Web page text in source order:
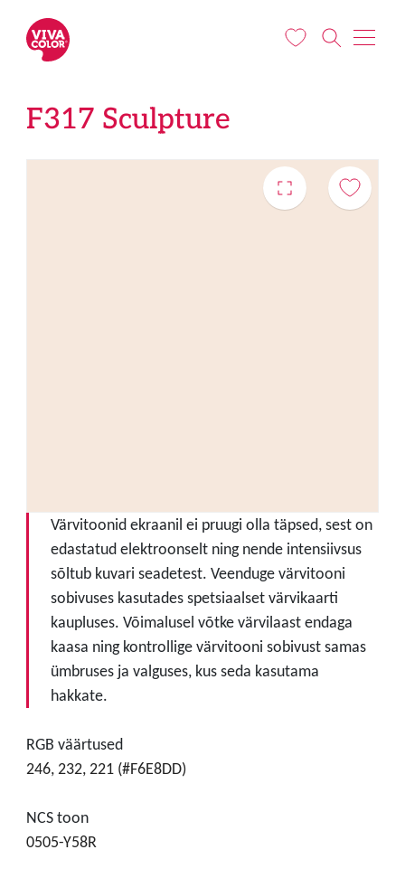
F317 Sculpture
Värvitoonid ekraanil ei pruugi olla täpsed, sest on
edastatud elektroonselt ning nende intensiivsus
sõltub kuvari seadetest. Veenduge värvitooni
sobivuses kasutades spetsiaalset värvikaarti
kaupluses. Võimalusel võtke värvilaast endaga
kaasa ning kontrollige värvitooni sobivust samas
ümbruses ja valguses, kus seda kasutama
hakkate.
RGB väärtused
246, 232, 221 (#F6E8DD)
NCS toon
0505-Y58R